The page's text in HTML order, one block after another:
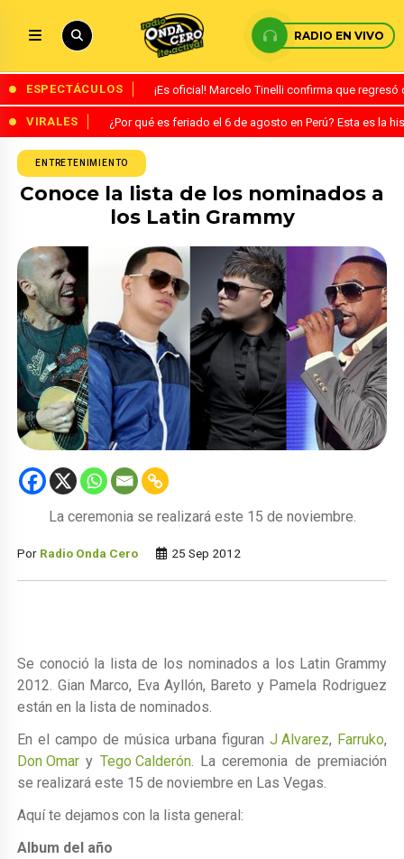
RADIO EN VIVO
ESPECTÁCULOS ¡Es oficial! Marcelo Tinelli confirma que
VIRALES ¿Por qué es feriado el 6 de agosto en Perú? Esta es la
ENTRETENIMIENTO
Conoce la lista de los nominados a
los Latin Grammy
La ceremonia se realizará este 15 de noviembre.
Por Radio Onda Cero 25 Sep 2012
Se conoció la lista de los nominados a los Latin Grammy
2012. Gian Marco, Eva Ayllón, Bareto y Pamela Rodriguez
están en la lista de nominados.
En el campo de música urbana figuran J Alvarez, Farruko,
Don Omar y Tego Calderón. La ceremonia de premiación
se realizará este 15 de noviembre en Las Vegas.
Aquí te dejamos con la lista general:
Album del año